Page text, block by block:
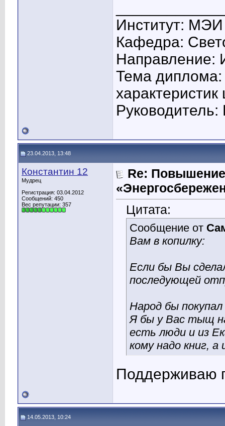
Институт: МЭИ
Кафедра:
Направление:
Тема диплома:
23.04.2013, 13:48
Константин 12
Мудрец
Регистрация: 03.04.2012
Сообщений: 450
Вес репутации: 357
Re:
Цитата:
Сообщение от
Вам в копилку:
Если бы Вы
последующей
Народ бы
Я бы у Вас тыщ
есть люди и из
кому надо книг, а
Поддерживаю
14.05.2013, 10:24